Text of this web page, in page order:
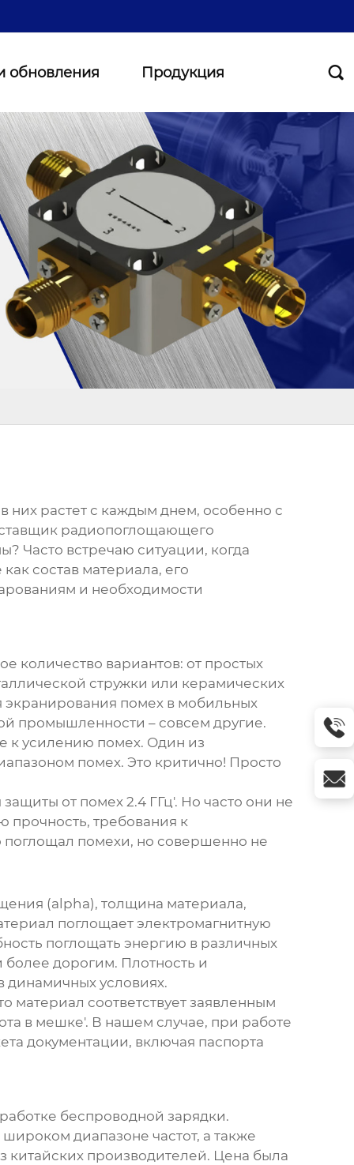
обновления Продукция 
них растет с каждым днем, особенно с
радиопоглощающего
Часто встречаю ситуации, когда
состав материала, его
и необходимости
количество вариантов: от простых
стружки или керамических
помех в мобильных
промышленности – совсем другие.
к усилению помех. Один из
помех. Это критично! Просто
от помех 2.4 ГГц'. Но часто они не
прочность, требования к
поглощал помехи, но совершенно не
(alpha), толщина материала,
поглощает электромагнитную
поглощать энергию в различных
дорогим. Плотность и
динамичных условиях.
материал соответствует заявленным
в мешке'. В нашем случае, при работе
документации, включая паспорта
беспроводной зарядки.
диапазоне частот, а также
китайских производителей. Цена была